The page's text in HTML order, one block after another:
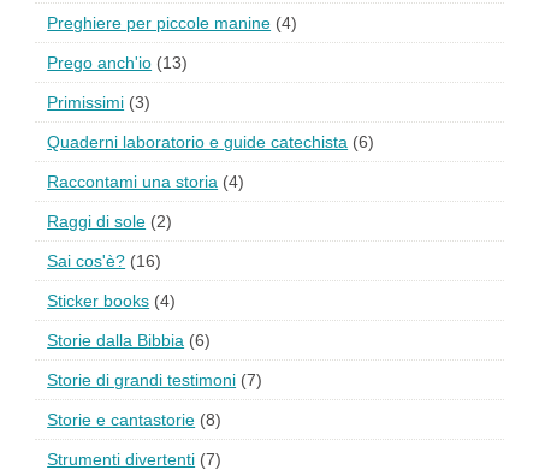
Preghiere per piccole manine (4)
Prego anch'io (13)
Primissimi (3)
Quaderni laboratorio e guide catechista (6)
Raccontami una storia (4)
Raggi di sole (2)
Sai cos'è? (16)
Sticker books (4)
Storie dalla Bibbia (6)
Storie di grandi testimoni (7)
Storie e cantastorie (8)
Strumenti divertenti (7)